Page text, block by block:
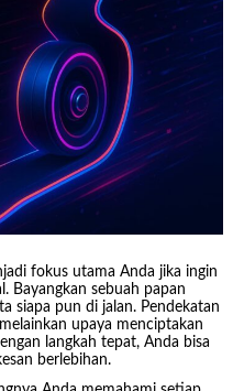
fokus utama Anda jika ingin
Bayangkan sebuah papan
siapa pun di jalan. Pendekatan
upaya menciptakan
langkah tepat, Anda bisa
berlebihan.